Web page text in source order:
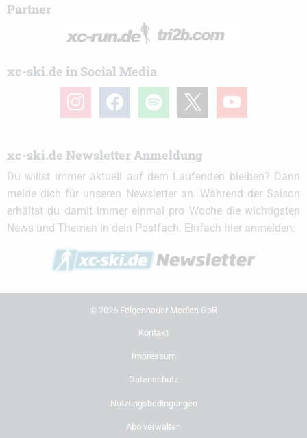
Partner
xc-ski.de in Social Media
instagramfacebook spotify youtube
xc-ski.de Newsletter Anmeldung
Du willst immer aktuell auf dem Laufenden bleiben? Dann
melde dich für unseren Newsletter an. Während der Saison
erhältst du damit immer einmal pro Woche die wichtigsten
News und Themen in dein Postfach. Einfach hier anmelden:
© 2026 Felgenhauer Medien GbR
Kontakt
Impressum
Datenschutz
Nutzungsbedingungen
Abo verwalten